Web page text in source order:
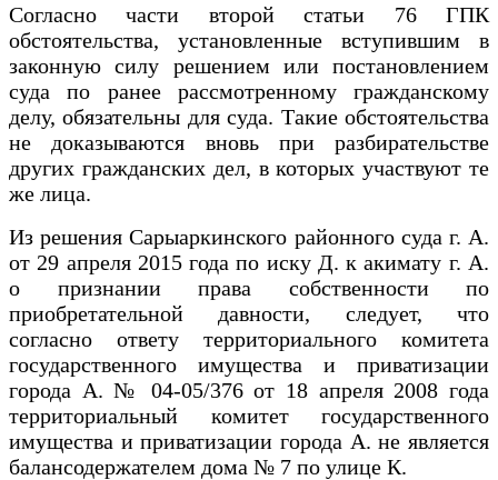
Согласно части второй статьи 76 ГПК
обстоятельства, установленные вступившим в
законную силу решением или постановлением
суда по ранее рассмотренному гражданскому
делу, обязательны для суда. Такие обстоятельства
не доказываются вновь при разбирательстве
других гражданских дел, в которых участвуют те
же лица.
Из решения Сарыаркинского районного суда г. А.
от 29 апреля 2015 года по иску Д. к акимату г. А.
о признании права собственности по
приобретательной давности, следует, что
согласно ответу территориального комитета
государственного имущества и приватизации
города А. № 04-05/376 от 18 апреля 2008 года
территориальный комитет государственного
имущества и приватизации города А. не является
балансодержателем дома № 7 по улице К.